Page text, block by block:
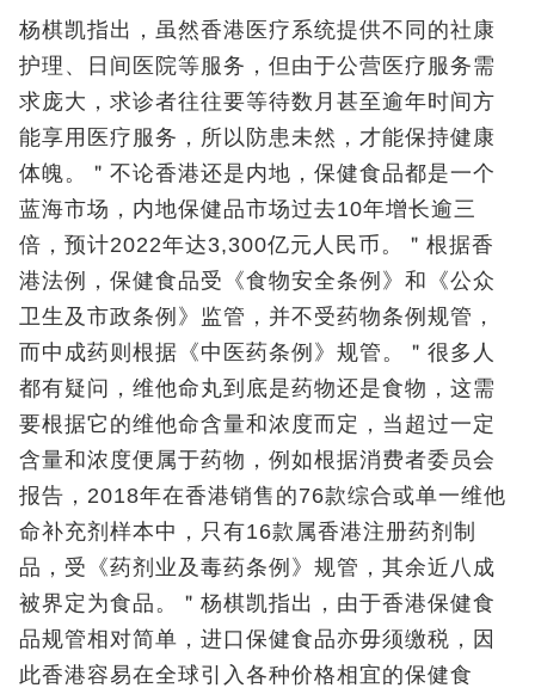
杨棋凯指出，虽然香港医疗系统提供不同的社康
护理、日间医院等服务，但由于公营医疗服务需
求庞大，求诊者往往要等待数月甚至逾年时间方
能享用医疗服务，所以防患未然，才能保持健康
体魄。＂不论香港还是内地，保健食品都是一个
蓝海市场，内地保健品市场过去10年增长逾三
倍，预计2022年达3,300亿元人民币。＂根据香
港法例，保健食品受《食物安全条例》和《公众
卫生及市政条例》监管，并不受药物条例规管，
而中成药则根据《中医药条例》规管。＂很多人
都有疑问，维他命丸到底是药物还是食物，这需
要根据它的维他命含量和浓度而定，当超过一定
含量和浓度便属于药物，例如根据消费者委员会
报告，2018年在香港销售的76款综合或单一维他
命补充剂样本中，只有16款属香港注册药剂制
品，受《药剂业及毒药条例》规管，其余近八成
被界定为食品。＂杨棋凯指出，由于香港保健食
品规管相对简单，进口保健食品亦毋须缴税，因
此香港容易在全球引入各种价格相宜的保健食